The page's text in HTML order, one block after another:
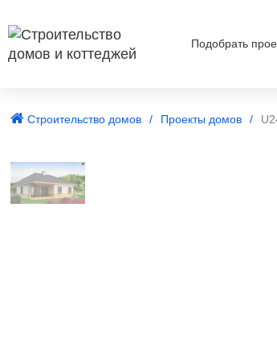
Подобрать
Строительство домов Проекты домов